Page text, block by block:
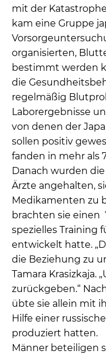
mit der
kam eine Gruppe
organisierten,
bestimmt werden
die
regelmäßig
Laborergebnisse
von denen der
sollen positiv
fanden in mehr als
Danach wurden
Ärzte angehalten,
Medikamenten zu
brachten sie einen
spezielles Training
entwickelt hatte.
die Beziehung zu
Tamara Krasizkaja.
zurückgeben.“
übte sie allein mit
Hilfe einer
produziert hatten.
Männer beteiligen